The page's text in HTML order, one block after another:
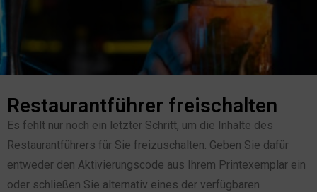
Restaurantführer freischalten
Es fehlt nur noch ein letzter Schritt, um die Inhalte des
Restaurantführers für Sie freizuschalten. Geben Sie dafür
entweder den Aktivierungscode aus Ihrem Printexemplar ein
oder schließen Sie alternativ eines der verfügbaren